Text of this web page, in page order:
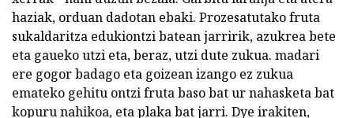
haziak, orduan dadotan ebaki. Prozesatutako fruta
sukaldaritza edukiontzi batean jarririk, azukrea bete
eta gaueko utzi eta, beraz, utzi dute zukua. madari
ere gogor badago eta goizean izango ez zukua
emateko gehitu ontzi fruta baso bat ur nahasketa bat
kopuru nahikoa, eta plaka bat jarri. Dye irakiten,